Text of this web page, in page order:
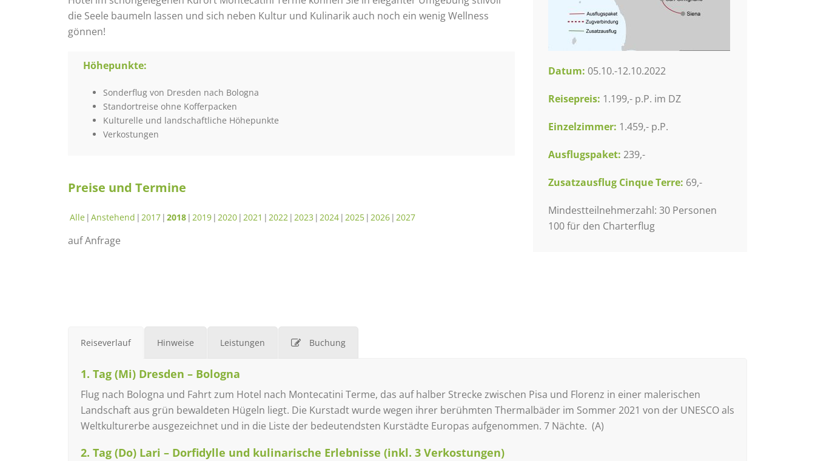
die Seele baumeln lassen und sich neben Kultur und Kulinarik auch noch ein wenig Wellness
gönnen!
Höhepunkte:
Sonderflug von Dresden nach Bologna
Standortreise ohne Kofferpacken
Kulturelle und landschaftliche Höhepunkte
Verkostungen
Preise und Termine
Alle Anstehend 2017 2018 2019 2020 2021 2022 2023 2024 2025 2026 2027
auf Anfrage
Datum: 05.10.-12.10.2022
Reisepreis: 1.199,- p.P. im DZ
Einzelzimmer: 1.459,- p.P.
Ausflugspaket: 239,-
Zusatzausflug Cinque Terre: 69,-
Mindestteilnehmerzahl: 30 Personen
100 für den Charterflug
Reiseverlauf Hinweise Leistungen Buchung
1. Tag (Mi) Dresden – Bologna
Flug nach Bologna und Fahrt zum Hotel nach Montecatini Terme, das auf halber Strecke zwischen Pisa und Florenz in einer malerischen
Landschaft aus grün bewaldeten Hügeln liegt. Die Kurstadt wurde wegen ihrer berühmten Thermalbäder im Sommer 2021 von der UNESCO als
Weltkulturerbe ausgezeichnet und in die Liste der bedeutendsten Kurstädte Europas aufgenommen. 7 Nächte. (A)
2. Tag (Do) Lari – Dorfidylle und kulinarische Erlebnisse (inkl. 3 Verkostungen)